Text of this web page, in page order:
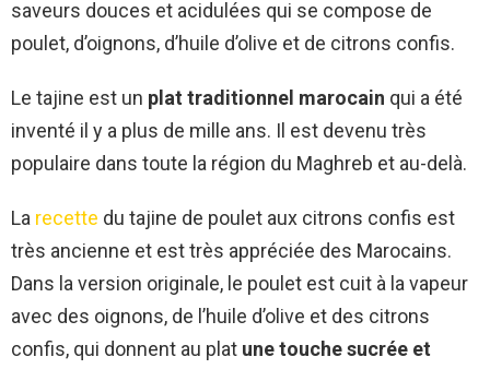
saveurs douces et acidulées qui se compose de
poulet, d’oignons, d’huile d’olive et de citrons confis.
Le tajine est un plat traditionnel marocain qui a été
inventé il y a plus de mille ans. Il est devenu très
populaire dans toute la région du Maghreb et au-delà.
La recette du tajine de poulet aux citrons confis est
très ancienne et est très appréciée des Marocains.
Dans la version originale, le poulet est cuit à la vapeur
avec des oignons, de l’huile d’olive et des citrons
confis, qui donnent au plat une touche sucrée et